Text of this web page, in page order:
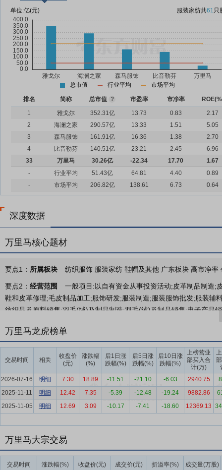
单位:亿(元) 服装家纺共61只
总市值 行业平均 市场平均
排名 简称 总市值 ? 市盈率 市净率
1
雅戈尔 352.31亿 13.73 0.83
2.17
2
海澜之家 290.57亿 13.33 1.51
5.05
3
森马服饰 161.91亿 16.36 1.38
2.70
4
比音勒芬 140.51亿 23.21 2.45
6.96
33
万里马 30.26亿 -22.34 17.70
1.67
-
行业平均 51.43亿 64.81 4.40
0.89
-
市场平均 206.82亿 138.61 6.73 0.64
深度数据
万里马核心题材
要点1： 所属板块 纺织服饰 服装家纺 鞋帽及其他 广东板块 高市净
要点2： 经营范围
一般项目:以自有资金从事投资活动;皮革制品制造;
鞋和皮革修理;毛皮制品加工;服饰研发;服装制造;服装服饰批发;服装
纺织品及原料销售;羽毛(绒)及制品制造;羽毛(绒)及制品销售;电子产品
量仪器制造;第一类医疗器械销售;潜水救捞装备制造;潜水救捞装备销
穿戴智能设备制造;可穿戴智能设备销售;体育用品及器材制造;新型陶
售;高性能纤维及复合材料制造;高性能纤维及复合材料销售;纤维素纤
售;环境保护专用设备销售;金属基复合材料和陶瓷基复合材料销售;高
售;皮革、毛皮及其制品加工专用设备销售;橡胶加工专用设备销售;化
公共安全管理咨询服务;交通及公共管理用标牌销售;户外用品销售;日
让、技术推广;信息咨询服务(不含许可类信息咨询服务);物联网技术研
皮具产品和个体防护产品的研发设计、生产制造、品牌运营及
营及市场销售业务。同时，公司通过控股子公司超琦科技为母婴产品
综合服务；通过控股子公司宇岛科技在抖音、快手等平台线上销售资
万里马龙虎榜单
交易时间 相关
收盘价
(元)
涨跌幅
(%)
后1日涨
跌幅(%)
后5日涨
跌幅(%)
后10日涨
跌幅(%)
上榜营业
部买入合
计(万)
2026-07-16
明细 7.30 18.89 -11.51 -21.10 -6.03 2940.75
2025-11-11
明细 12.42 7.35 -5.39 -12.48 -19.24 9882.86
2025-11-05
明细 12.69 3.09 -10.17 -7.41 -18.60 12369.13
万里马大宗交易
交易时间 涨跌幅(%) 收盘价(元) 成交价(元) 折溢率(%) 成交量(万股)